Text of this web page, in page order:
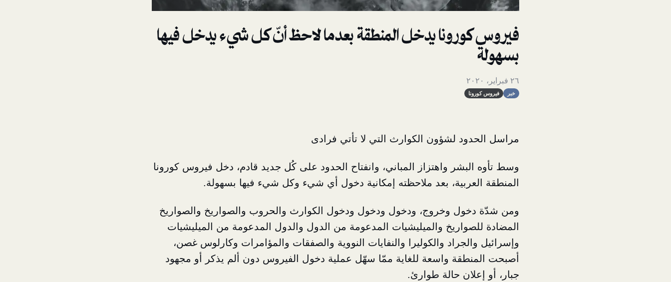
فيروس كورونا يدخل المنطقة بعدما لاحظ أنّ كل شيء يدخل فيها
بسهولة
٢٦ فبراير، ٢٠٢٠
خبر فيروس كورونا
مراسل الحدود لشؤون الكوارث التي لا تأتي فرادى
وسط تأوه البشر واهتزاز المباني، وانفتاح الحدود على كُل جديد قادم، دخل فيروس كورونا
المنطقة العربية، بعد ملاحظته إمكانية دخول أي شيء وكل شيء فيها بسهولة.
ومن شدّة دخول وخروج، ودخول ودخول ودخول الكوارث والحروب والصواريخ والصواريخ
المضادة للصواريخ والميليشيات المدعومة من الدول والدول المدعومة من الميليشيات
وإسرائيل والجراد والكوليرا والنفايات النووية والصفقات والمؤامرات وكارلوس غصن،
أصبحت المنطقة واسعة للغاية ممّا سهّل عملية دخول الفيروس دون ألم يذكر أو مجهود
جبار، أو إعلان حالة طوارئ.